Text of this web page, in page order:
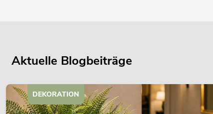
Aktuelle Blogbeiträge
DEKORATION